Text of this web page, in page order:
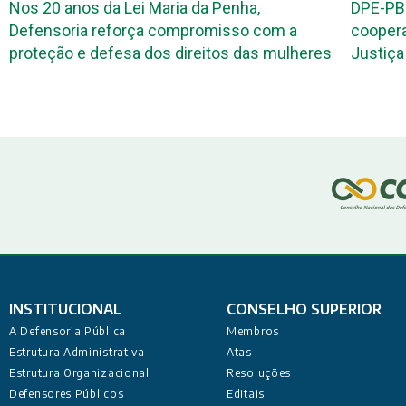
Nos 20 anos da Lei Maria da Penha,
Defensoria reforça compromisso com a
proteção e defesa dos direitos das mulheres
DPE-
Justiça
INSTITUCIONAL
A Defensoria Pública
Estrutura Administrativa
Estrutura Organizacional
Defensores Públicos
CONSELHO SUPERIOR
Membros
Atas
Resoluções
Editais